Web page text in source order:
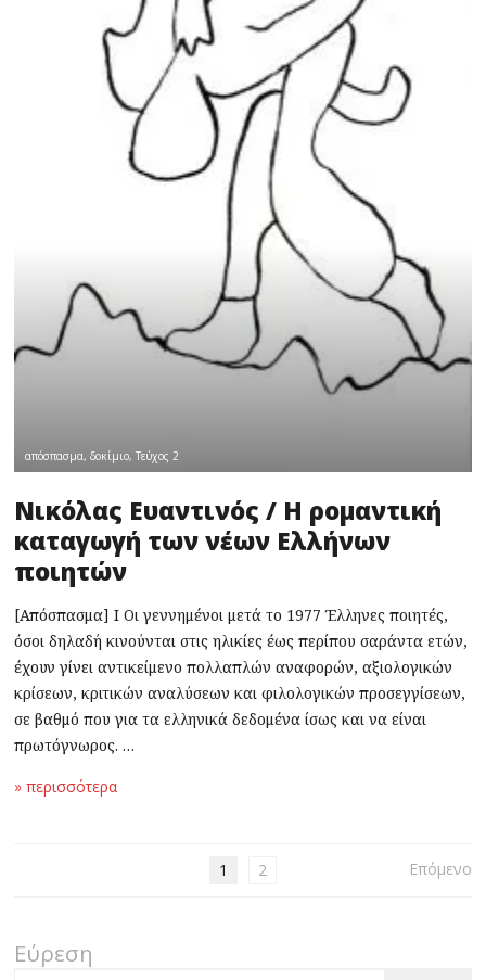
απόσπασμα,δοκίμιο,Τεύχος 2
Νικόλας Ευαντινός / Η ρομαντική
καταγωγή των νέων Ελλήνων
ποιητών
[Απόσπασμα] Ι Οι γεννημένοι μετά το 1977 Έλληνες ποιητές,
όσοι δηλαδή κινούνται στις ηλικίες έως περίπου σαράντα ετών,
έχουν γίνει αντικείμενο πολλαπλών αναφορών, αξιολογικών
κρίσεων, κριτικών αναλύσεων και φιλολογικών προσεγγίσεων,
σε βαθμό που για τα ελληνικά δεδομένα ίσως και να είναι
πρωτόγνωρος. …
» περισσότερα
1 2 Επόμενο
Εύρεση